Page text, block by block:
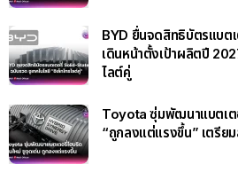
BYD ยื่นจดสิทธิบัตรแบ
เดินหน้าตั้งเป้าผลิตปี
ไลต์คู่
Toyota ซุ่มพัฒนาแบตเต
“ถูกลงแต่แรงขึ้น” เตรีย